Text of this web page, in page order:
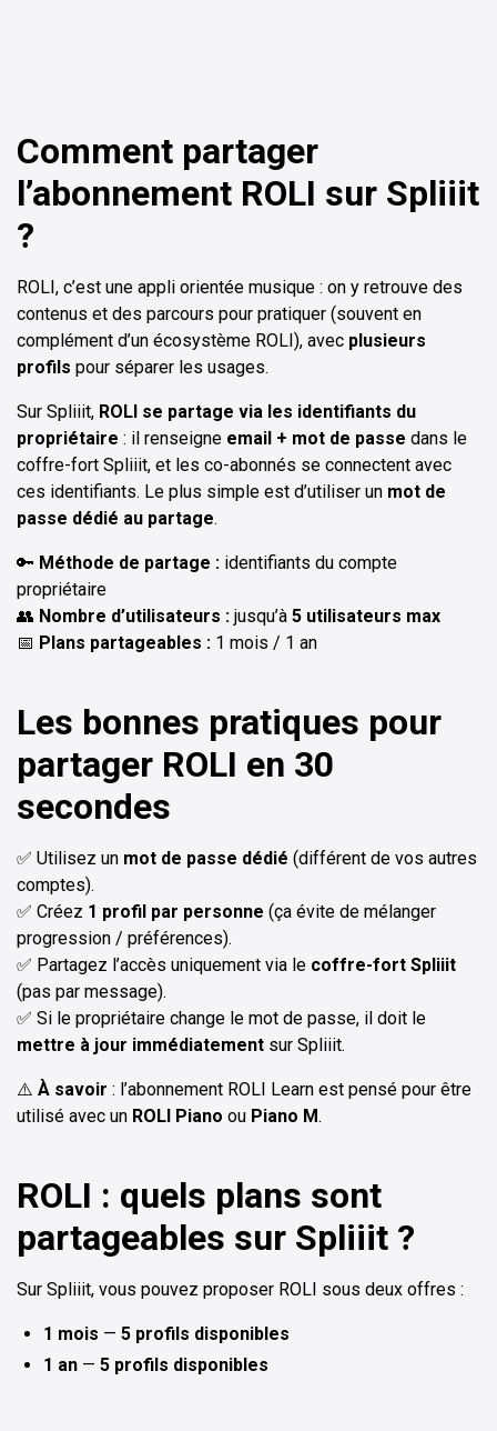
Comment partager
l’abonnement ROLI sur Spliiit
?
ROLI, c’est une appli orientée musique : on y retrouve des
contenus et des parcours pour pratiquer (souvent en
complément d’un écosystème ROLI), avec plusieurs
profils pour séparer les usages.
Sur Spliiit, ROLI se partage via les identifiants du
propriétaire : il renseigne email + mot de passe dans le
coffre-fort Spliiit, et les co-abonnés se connectent avec
ces identifiants. Le plus simple est d’utiliser un mot de
passe dédié au partage.
🔑 Méthode de partage : identifiants du compte
propriétaire
👥 Nombre d’utilisateurs : jusqu’à 5 utilisateurs max
📅 Plans partageables : 1 mois / 1 an
Les bonnes pratiques pour
partager ROLI en 30
secondes
✅ Utilisez un mot de passe dédié (différent de vos autres
comptes).
✅ Créez 1 profil par personne (ça évite de mélanger
progression / préférences).
✅ Partagez l’accès uniquement via le coffre-fort Spliiit
(pas par message).
✅ Si le propriétaire change le mot de passe, il doit le
mettre à jour immédiatement sur Spliiit.
⚠️ À savoir : l’abonnement ROLI Learn est pensé pour être
utilisé avec un ROLI Piano ou Piano M.
ROLI : quels plans sont
partageables sur Spliiit ?
Sur Spliiit, vous pouvez proposer ROLI sous deux offres :
1 mois — 5 profils disponibles
1 an — 5 profils disponibles